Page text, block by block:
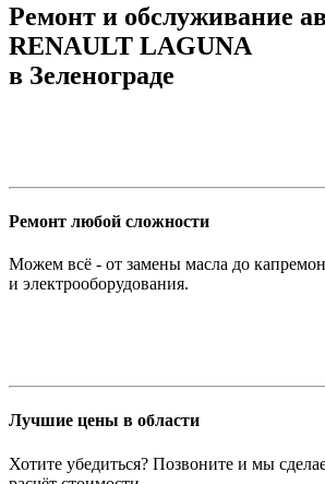
Ремонт и обслуживание
RENAULT LAGUNA
в Зеленограде
Ремонт любой сложности
Можем всё - от замены масла до
и электрооборудования.
Лучшие цены в области
Хотите убедиться? Позвоните и мы